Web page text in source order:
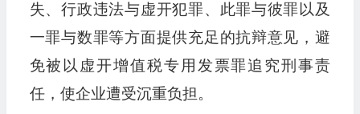
失、行政违法与虚开犯罪、此罪与彼罪以及
一罪与数罪等方面提供充足的抗辩意见，避
免被以虚开增值税专用发票罪追究刑事责
任，使企业遭受沉重负担。